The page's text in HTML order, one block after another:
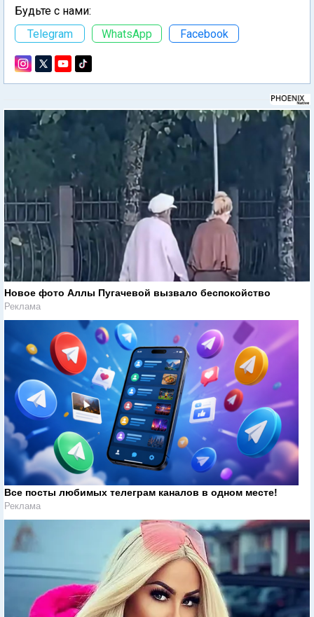
Будьте с нами:
Telegram
WhatsApp Facebook
Новое фото Аллы Пугачевой вызвало беспокойство
Реклама
Все посты любимых телеграм каналов в одном месте!
Реклама